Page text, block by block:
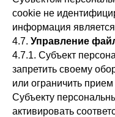
cookie не
информация
4.7. Управление
4.7.1. Субъект
запретить своему
или ограничить
Субъекту
активировать